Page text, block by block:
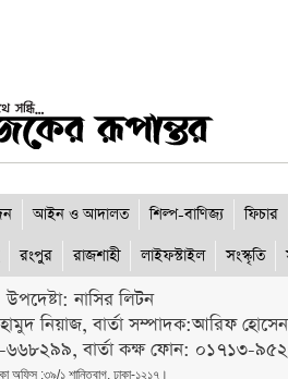
আইন ও আদালত শিল্প-বাণিজ্য ফিচার
রংপুর রাজশাহী লাইফস্টাইল সংস্কৃতি
উপদেষ্টা: নাসির লিটন
নিয়াজ, বার্তা সম্পাদক:আরিফ হোসেন
বার্তা কক্ষ ফোন: ০১৭১৩-
অফিস :৩৯/১ শান্তিবাগ, ঢাকা-১২১৭।